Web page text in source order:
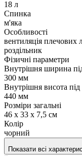
18 л
Спинка
м'яка
Особливості
вентиляція плечових
роздільник
Фізичні параметри
Внутрішня ширина
300 мм
Внутрішня висота під
440 мм
Розміри загальні
46 х 33 х 7,5 см
Колір
чорний
Показати всі